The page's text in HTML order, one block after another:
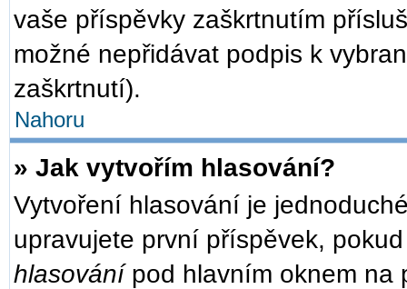
vaše příspěvky zaškrtnutím
možné nepřidávat podpis k
zaškrtnutí).
Nahoru
» Jak vytvořím hlasování?
Vytvoření hlasování je
upravujete první příspěvek,
hlasovánípod hlavním oknem na